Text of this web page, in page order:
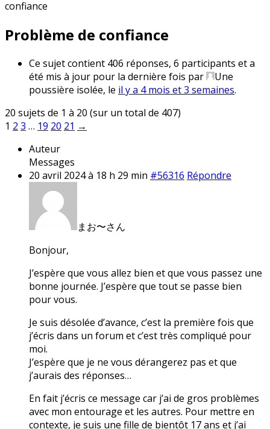
confiance
Problème de confiance
Ce sujet contient 406 réponses, 6 participants et a
été mis à jour pour la dernière fois par
Une
poussière isolée, le il y a 4 mois et 3 semaines.
20 sujets de 1 à 20 (sur un total de 407)
1 2 3 … 19 20 21 →
Auteur
Messages
20 avril 2024 à 18 h 29 min #56316 Répondre
まお〜さん
Bonjour,
J’espère que vous allez bien et que vous passez une
bonne journée. J’espère que tout se passe bien
pour vous.
Je suis désolée d’avance, c’est la première fois que
j’écris dans un forum et c’est très compliqué pour
moi.
J’espère que je ne vous dérangerez pas et que
j’aurais des réponses…
En fait j’écris ce message car j’ai de gros problèmes
avec mon entourage et les autres. Pour mettre en
contexte, je suis une fille de bientôt 17 ans et j’ai